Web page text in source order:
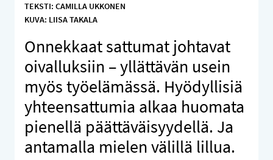
TEKSTI: CAMILLA UKKONEN
KUVA: LIISA TAKALA
Onnekkaat sattumat johtavat
oivalluksiin – yllättävän usein
myös työelämässä. Hyödyllisiä
yhteensattumia alkaa huomata
pienellä päättäväisyydellä. Ja
antamalla mielen välillä lillua.